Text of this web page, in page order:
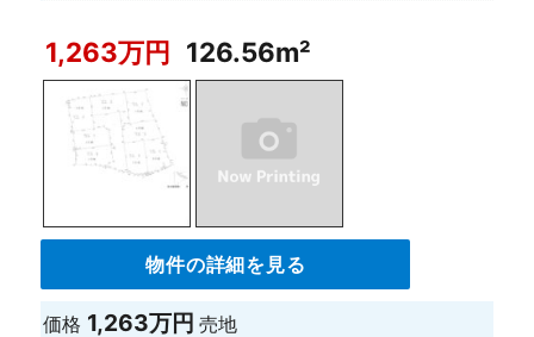
1,263万円 126.56m²
物件の詳細を見る
価格 1,263万円売地